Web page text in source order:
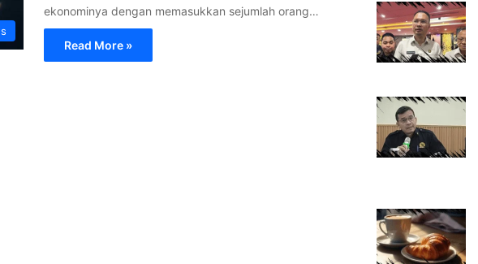
ekonominya dengan memasukkan sejumlah orang…
Read More »